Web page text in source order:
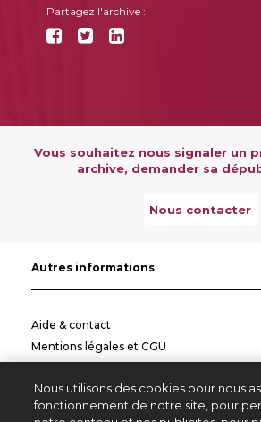
Partagez l'archive :
Vous souhaitez nous signaler un
archive, demander sa
Nous contacter
Autres informations
Aide & contact
Mentions légales et CGU
Informations pratiques
Nous utilisons des cookies pour nous
fonctionnement de notre site, pour